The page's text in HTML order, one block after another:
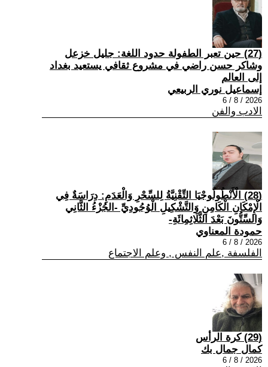
(27) حين تعبر الطفولة حدود اللغة: جليل خزعل
وشاكر حسن راضي في مشروع ثقافي يستعيد بغداد
إلى العالم
إسماعيل نوري الربيعي
2026 / 8 / 6
الادب والفن
(28) الْأَنْطُولُوجْيَا التِّقْنِيَّةُ لِلسِّحْرِ وَالْعَدَمِ: دِرَاسَةٌ فِي
الْإِمْكَانِ الْكَامِنِ وَالتَّشْكِيلِ الْوُجُودِيِّ -الجُزْءُ الثَّانِي
وَالسِّتُّونَ بَعْدَ الثَّلَاثِمِائَةِ-
حمودة المعناوي
2026 / 8 / 6
الفلسفة ,علم النفس , وعلم الاجتماع
(29) كرة الرأس
كمال جمال بك
2026 / 8 / 6